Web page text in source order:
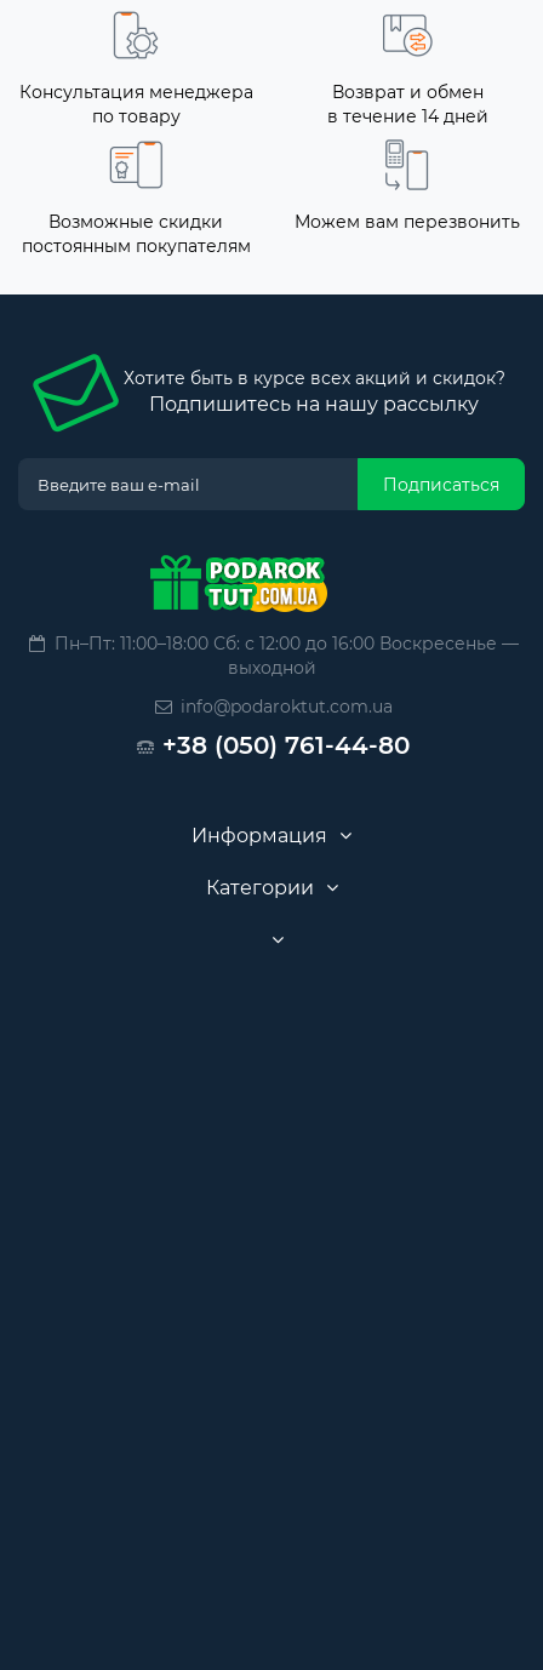
Консультация менеджера
по товару
Возврат и обмен
в течение 14 дней
Возможные скидки
постоянным покупателям
Можем вам перезвонить
Хотите быть в курсе всех акций и скидок?
Подпишитесь на нашу рассылку
Подписаться
Пн–Пт: 11:00–18:00 Сб: с 12:00 до 16:00 Воскресенье —
выходной
info@podaroktut.com.ua
+38 (050) 761-44-80
Информация
Категории